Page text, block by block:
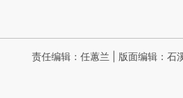
责任编辑：任蕙兰 | 版面编辑：石